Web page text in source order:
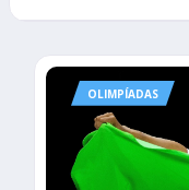
OLIMPÍADAS